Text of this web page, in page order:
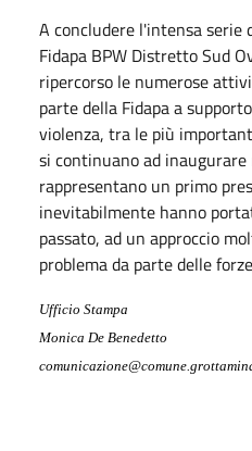
A concludere l'intensa
Fidapa BPW Distretto Sud
ripercorso le numerose
parte della Fidapa a
violenza, tra le più
si continuano ad inaugurare
rappresentano un primo
inevitabilmente hanno
passato, ad un approccio
problema da parte delle
Ufficio Stampa
Monica De Benedetto